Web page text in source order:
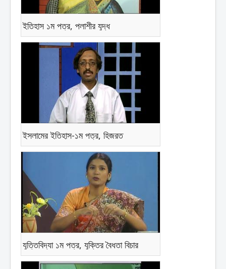
ইতিহাস ১ম পত্র, পলাশীর যুদ্ধ
ইসলামের ইতিহাস-১ম পত্র, হিজরত
যুত্তিবিদ্যা ১ম পত্র, যুক্তির বৈধতা বিচার